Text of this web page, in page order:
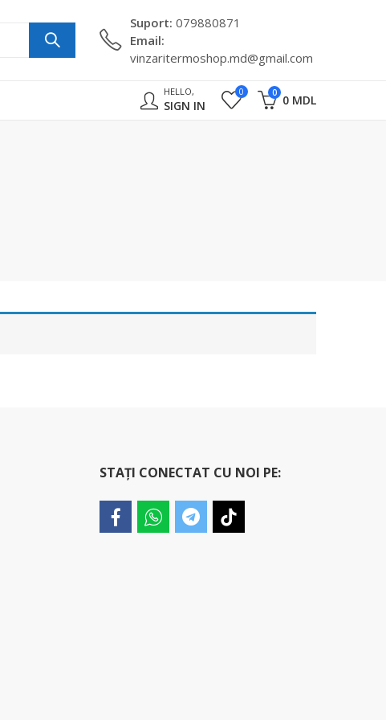
Suport: 079880871
Email:
vinzaritermoshop.md@gmail.com
HELLO,
SIGN IN
0 0 0 MDL
STAȚI CONECTAT CU NOI PE: